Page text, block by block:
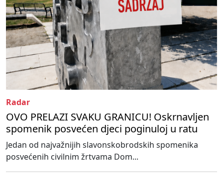
Radar
OVO PRELAZI SVAKU GRANICU! Oskrnavljen
spomenik posvećen djeci poginuloj u ratu
Jedan od najvažnijih slavonskobrodskih spomenika
posvećenih civilnim žrtvama Dom...